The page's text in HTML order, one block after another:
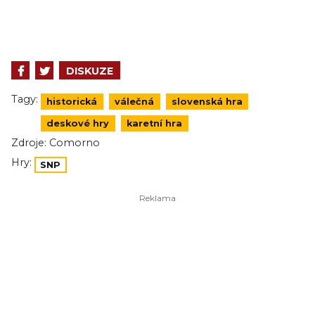
DISKUZE
Tagy: historická válečná slovenská hra
deskové hry karetní hra
Zdroje: Comorno
Hry:
SNP